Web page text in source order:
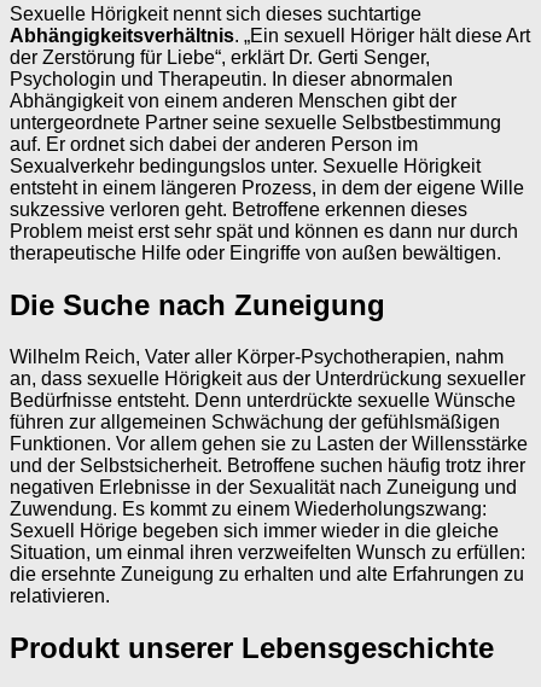
Sexuelle Hörigkeit nennt sich dieses suchtartige
Abhängigkeitsverhältnis. „Ein sexuell Höriger hält diese Art
der Zerstörung für Liebe“, erklärt Dr. Gerti Senger,
Psychologin und Therapeutin. In dieser abnormalen
Abhängigkeit von einem anderen Menschen gibt der
untergeordnete Partner seine sexuelle Selbstbestimmung
auf. Er ordnet sich dabei der anderen Person im
Sexualverkehr bedingungslos unter. Sexuelle Hörigkeit
entsteht in einem längeren Prozess, in dem der eigene Wille
sukzessive verloren geht. Betroffene erkennen dieses
Problem meist erst sehr spät und können es dann nur durch
therapeutische Hilfe oder Eingriffe von außen bewältigen.
Die Suche nach Zuneigung
Wilhelm Reich, Vater aller Körper-Psychotherapien, nahm
an, dass sexuelle Hörigkeit aus der Unterdrückung sexueller
Bedürfnisse entsteht. Denn unterdrückte sexuelle Wünsche
führen zur allgemeinen Schwächung der gefühlsmäßigen
Funktionen. Vor allem gehen sie zu Lasten der Willensstärke
und der Selbstsicherheit. Betroffene suchen häufig trotz ihrer
negativen Erlebnisse in der Sexualität nach Zuneigung und
Zuwendung. Es kommt zu einem Wiederholungszwang:
Sexuell Hörige begeben sich immer wieder in die gleiche
Situation, um einmal ihren verzweifelten Wunsch zu erfüllen:
die ersehnte Zuneigung zu erhalten und alte Erfahrungen zu
relativieren.
Produkt unserer Lebensgeschichte